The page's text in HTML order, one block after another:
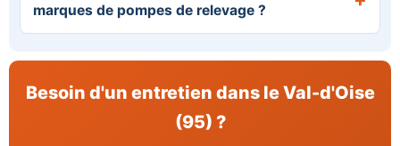
marques de pompes de relevage ?
Besoin d'un entretien dans le Val-d'Oise
(95) ?